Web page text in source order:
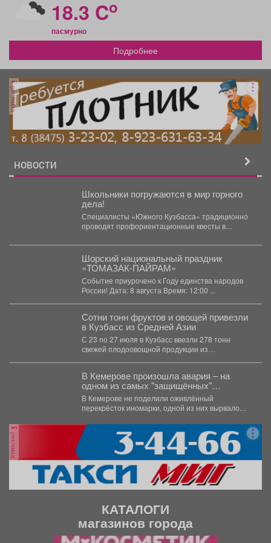
18.3 Co
пасмурно
Подробнее
реклама
НОВОСТИ
Школьники погружаются в мир горного
дела! ️
Специалисты «Южного Кузбасса» традиционно
проводят профориентационные квесты в
Ребята получают...
Шорский национальный праздник
«ТОМАЗАК-ПАЙРАМ»
Событие приурочено к Году единства народов
России! Дата: 8 августа Время: 12:00 ...
Сотни тонн фруктов и овощей привезли
в Кузбасс из Средней Азии
С 23 по 27 июля в Кузбасс ввезли 278 тонн
свежей плодоовощной продукции из
В Кемерове произошла авария – на
одном из самых "защищённых"
перекрёстков
В Кемерове не поделили оживлённый
перекрёсток иномарки, одной из них вырвало
реклама
КАТАЛОГИ
магазинов города